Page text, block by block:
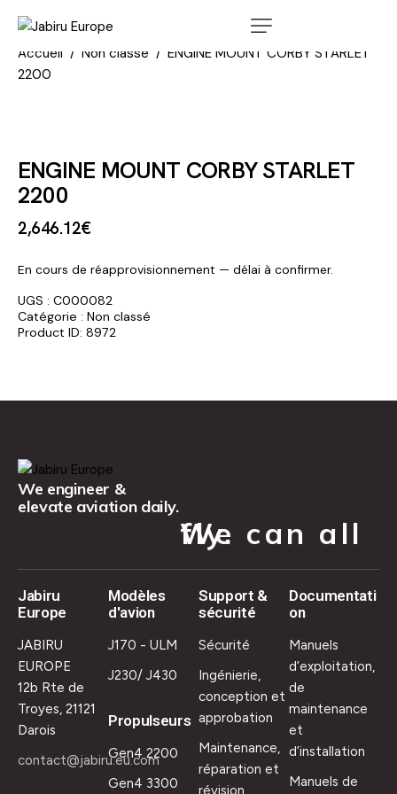
Accueil Non classé
ENGINE MOUNT CORBY STARLET
2200
ENGINE MOUNT CORBY STARLET
2200
2,646.12€
En cours de réapprovisionnement — délai à confirmer.
UGS : C000082
Catégorie : Non classé
Product ID: 8972
We engineer &
elevate aviation daily.
We can all fly.
Jabiru
Europe
JABIRU
EUROPE
12b Rte de
Troyes, 21121
Darois
contact@jabiru.eu.com
Modèles
d'avion
J170 - ULM
J230/ J430
Propulseurs
Gen4 2200
Gen4 3300
Support &
sécurité
Sécurité
Ingénierie,
conception et
approbation
Maintenance,
réparation et
révision
Documentati
on
Manuels
d’exploitation,
de
maintenance
et
d’installation
Manuels de